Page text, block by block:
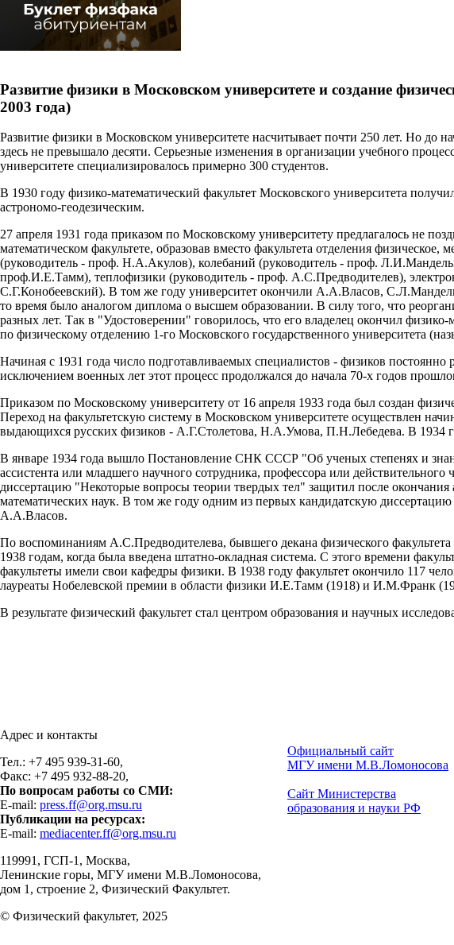
Развитие физики в Московском университете и создание
2003 года)
Развитие физики в Московском университете насчитывает почти 250 лет. Но до
здесь не превышало десяти. Серьезные изменения в организации учебного
университете специализировалось примерно 300 студентов.
В 1930 году физико-математический факультет Московского университета
астрономо-геодезическим.
27 апреля 1931 года приказом по Московскому университету предлагалось не
математическом факультете, образовав вместо факультета отделения
(руководитель - проф. Н.А.Акулов), колебаний (руководитель - проф.
проф.И.Е.Тамм), теплофизики (руководитель - проф. А.С.Предводителев),
С.Г.Конобеевский). В том же году университет окончили А.А.Власов,
то время было аналогом диплома о высшем образовании. В силу того, что
разных лет. Так в "Удостоверении" говорилось, что его владелец окончил
по физическому отделению 1-го Московского государственного университета
Начиная с 1931 года число подготавливаемых специалистов - физиков
исключением военных лет этот процесс продолжался до начала 70-х годов
Приказом по Московскому университету от 16 апреля 1933 года был создан
Переход на факультетскую систему в Московском университете осуществлен
выдающихся русских физиков - А.Г.Столетова, Н.А.Умова, П.Н.Лебедева. В 1934
В январе 1934 года вышло Постановление СНК СССР "Об ученых степенях и
ассистента или младшего научного сотрудника, профессора или
диссертацию "Некоторые вопросы теории твердых тел" защитил после
математических наук. В том же году одним из первых кандидатскую
А.А.Власов.
По воспоминаниям А.С.Предводителева, бывшего декана физического
1938 годам, когда была введена штатно-окладная система. С этого времени
факультеты имели свои кафедры физики. В 1938 году факультет окончило 117
лауреаты Нобелевской премии в области физики И.Е.Тамм (1918) и И.М.Франк
В результате физический факультет стал центром образования и научных
Адрес и контакты
Тел.: +7 495 939-31-60,
Факс: +7 495 932-88-20,
По вопросам работы со СМИ:
E-mail: press.ff@org.msu.ru
Публикации на ресурсах:
E-mail: mediacenter.ff@org.msu.ru
119991, ГСП-1, Москва,
Ленинские горы, МГУ имени М.В.Ломоносова,
дом 1, строение 2, Физический Факультет.
© Физический факультет, 2025
Официальный сайт
МГУ имени М.В.Ломоносова
Сайт Министерства
образования и науки РФ